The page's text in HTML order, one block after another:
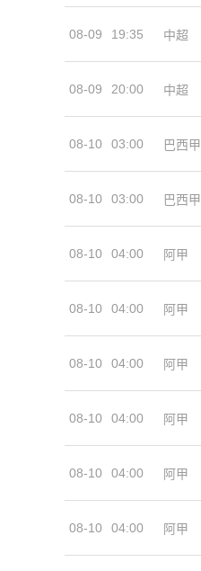
08-09 19:35 中超
08-09 20:00 中超
08-10 03:00 巴西甲
08-10 03:00 巴西甲
08-10 04:00 阿甲
08-10 04:00 阿甲
08-10 04:00 阿甲
08-10 04:00 阿甲
08-10 04:00 阿甲
08-10 04:00 阿甲